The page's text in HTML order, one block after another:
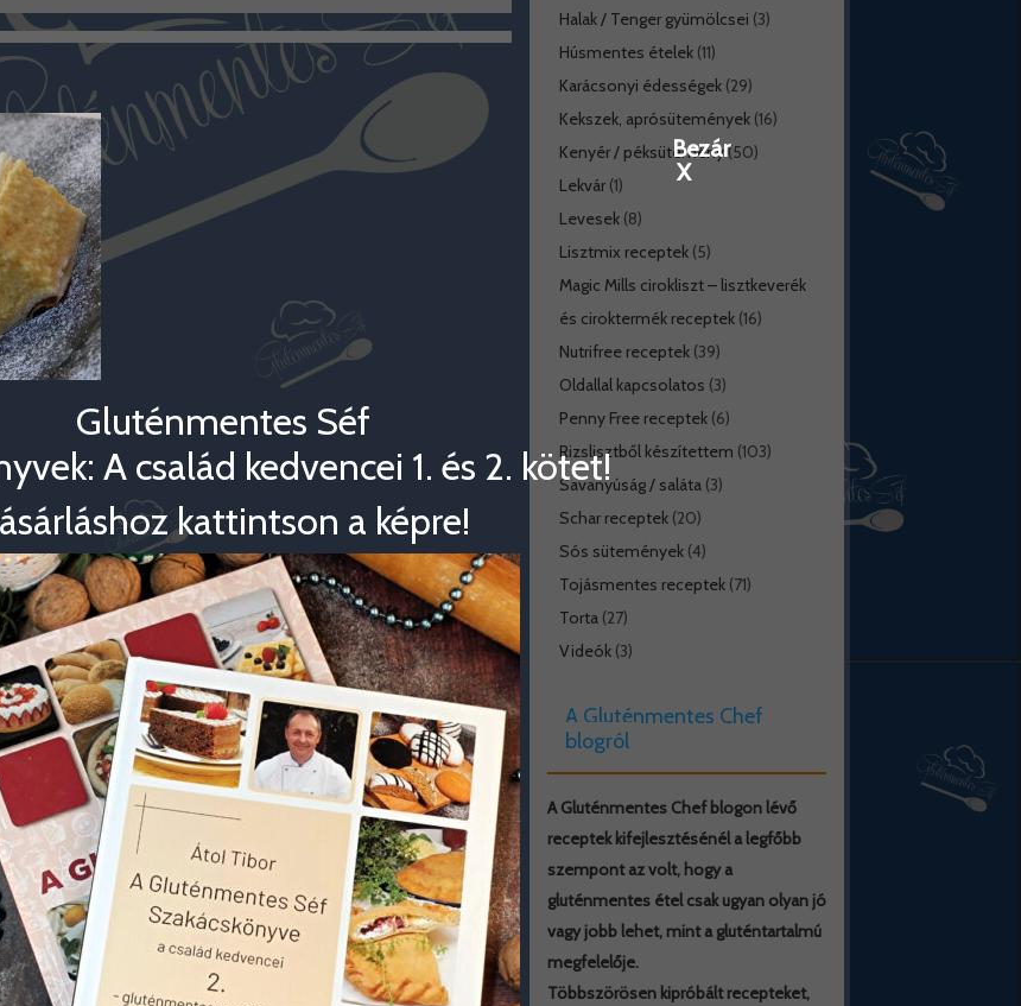
Halak / Tenger gyümölcsei (3)
Húsmentes ételek(11)
Karácsonyi édességek(29)
Kekszek, aprósütemények(16)
Kenyér / péksütemény(50)
Lekvár(1)
Levesek(8)
Lisztmix receptek(5)
Magic Mills cirokliszt – lisztkeverék
és ciroktermék receptek(16)
Nutrifree receptek(39)
Oldallal kapcsolatos (3)
Penny Free receptek(6)
Rizslisztből készítettem (103)
Savanyúság / saláta(3)
Schar receptek(20)
Sós sütemények(4)
Tojásmentes receptek(71)
Torta(27)
Videók(3)
A Gluténmentes Chef
blogról
A Gluténmentes Chef blogon lévő
receptek kifejlesztésénél a legfőbb
szempont az volt, hogy a
gluténmentes étel csak ugyan olyan jó
vagy jobb lehet, mint a gluténtartalmú
megfelelője.
Többszörösen kipróbált recepteket,
Gluténmentes Séf
A család kedvencei 1. és 2. kötet!
kattintson a képre!
Bezár
X